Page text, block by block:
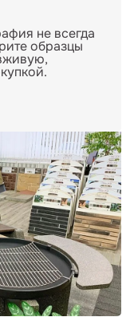
не всегда
образцы